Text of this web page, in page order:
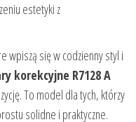
estetyki z
wpiszą się w codzienny styl i
korekcyjne R7128 A
To model dla tych, którzy
solidne i praktyczne.